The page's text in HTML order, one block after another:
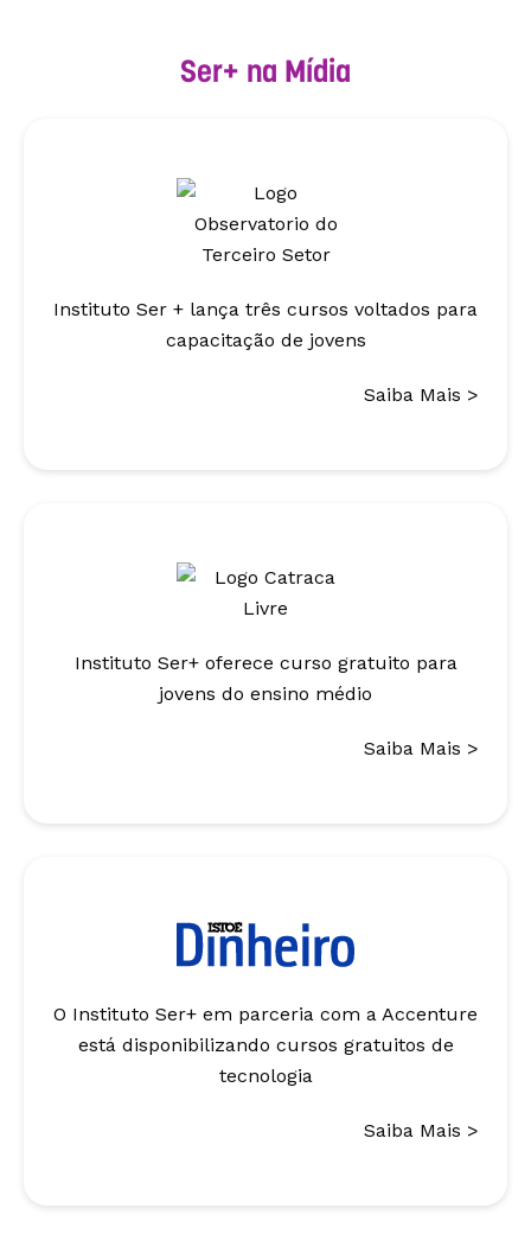
Ser+ na Mídia
Instituto Ser + lança três cursos voltados para
capacitação de jovens
Saiba Mais >
Instituto Ser+ oferece curso gratuito para
jovens do ensino médio
Saiba Mais >
O Instituto Ser+ em parceria com a Accenture
está disponibilizando cursos gratuitos de
tecnologia
Saiba Mais >